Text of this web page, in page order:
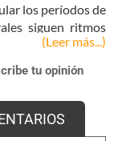
los períodos de
siguen ritmos
su secreción con
la exposición a la
el tiempo
y al alivio de la
(jet lag).**
una ingesta de 1
(Leer más...)
tu opinión